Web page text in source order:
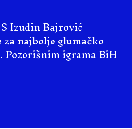
Izudin Bajrović
najbolje glumačko
Pozorišnim igrama BiH